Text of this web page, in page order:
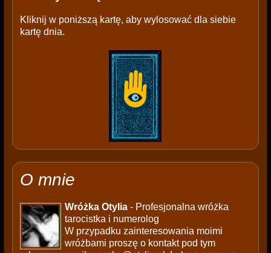
Kliknij w poniższą kartę, aby wylosować dla siebie
kartę dnia.
O mnie
Wróżka Otylia- Profesjonalna wróżka
tarocistka i numerolog
W przypadku zainteresowania moimi
wróżbami proszę o kontakt pod tym